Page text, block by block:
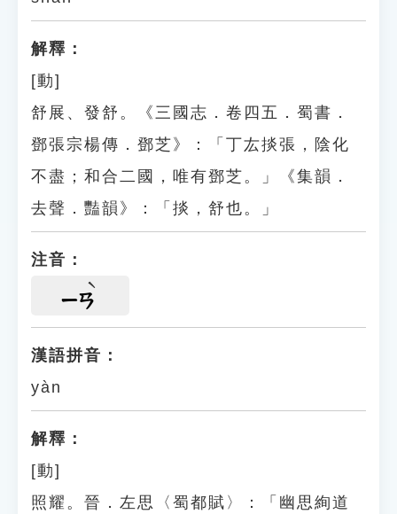
解釋：
[動]
舒展、發舒。《三國志．卷四五．蜀書．
鄧張宗楊傳．鄧芝》：「丁厷掞張，陰化
不盡；和合二國，唯有鄧芝。」《集韻．
去聲．豔韻》：「掞，舒也。」
注音：
ㄧㄢ
漢語拼音：
yàn
解釋：
[動]
照耀。晉．左思〈蜀都賦〉：「幽思絢道